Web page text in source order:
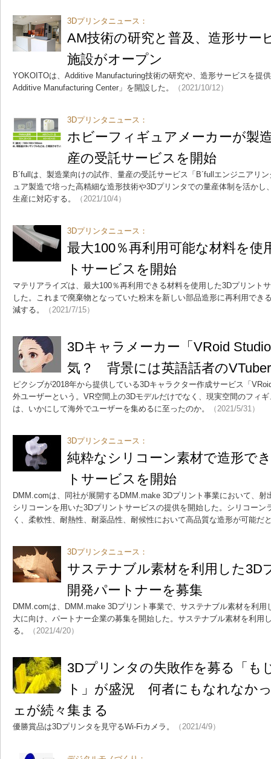
3Dプリンタニュース：
AM技術の研究と普及、造形サー
施設がオープン
YOKOITOは、Additive Manufacturing技術の研究や、造形サービスを提
Additive Manufacturing Center」を開設した。
（2021/10/12）
3Dプリンタニュース：
ホビーフィギュアメーカーが製
産の受託サービスを開始
B´fullは、製造業向けの試作、量産の受託サービス「B´fullエンジニアリ
ュア製造で培った高精細な造形技術や3Dプリンタでの量産体制を活かし
生産に対応する。
（2021/10/4）
3Dプリンタニュース：
最大100％再利用可能な材料を使
トサービスを開始
マテリアライズは、最大100％再利用できる材料を使用した3Dプリント
した。これまで廃棄物となっていた粉末を新しい部品造形に再利用でき
減する。
（2021/7/15）
3Dキャラメーカー「VRoid
気？ 背景には英語話者のVTuber
ピクシブが2018年から提供している3Dキャラクター作成サービス「
外ユーザーという。VR空間上の3Dモデルだけでなく、現実空間のフィ
は、いかにして海外でユーザーを集めるに至ったのか。
（2021/5/31）
3Dプリンタニュース：
純粋なシリコーン素材で造形で
トサービスを開始
DMM.comは、同社が展開するDMM.make 3Dプリント事業において、
シリコーンを用いた3Dプリントサービスの提供を開始した。シリコーン
く、柔軟性、耐熱性、耐薬品性、耐候性において高品質な造形が可能だ
3Dプリンタニュース：
サステナブル素材を利用した3D
開発パートナーを募集
DMM.comは、DMM.make 3Dプリント事業で、サステナブル素材を利用
大に向け、パートナー企業の募集を開始した。サステナブル素材を利用
る。
（2021/4/20）
3Dプリンタの失敗作を募る「も
ト」が盛況 何者にもなれなか
ェが続々集まる
優勝賞品は3Dプリンタを見守るWi-Fiカメラ。 （2021/4/9）